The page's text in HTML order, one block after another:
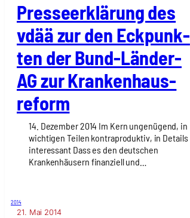
Pres­se­er­klä­rung des
vdää zur den Eck­punk­
ten der Bund-Län­der-
AG zur Kran­ken­haus­
re­form
14. Dezember 2014 Im Kern ungenügend, in
wichtigen Teilen kontraproduktiv, in Details
interessant Dass es den deutschen
Krankenhäusern finanziell und…
2014
21. Mai 2014